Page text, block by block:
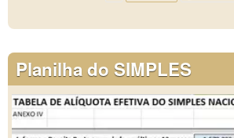
Planilha do SIMPLES